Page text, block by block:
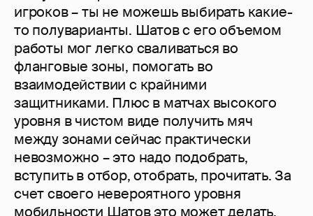
игроков – ты не можешь выбирать какие-
то полуварианты. Шатов с его объемом
работы мог легко сваливаться во
фланговые зоны, помогать во
взаимодействии с крайними
защитниками. Плюс в матчах высокого
уровня в чистом виде получить мяч
между зонами сейчас практически
невозможно – это надо подобрать,
вступить в отбор, отобрать, прочитать. За
счет своего невероятного уровня
мобильности Шатов это может делать.